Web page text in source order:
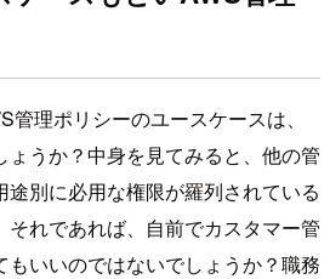
理ポリシーのユースケースは、
ょうか？中身を見てみると、他の管
別に必用な権限が羅列されている
それであれば、自前でカスタマー管
いいのではないでしょうか？職務